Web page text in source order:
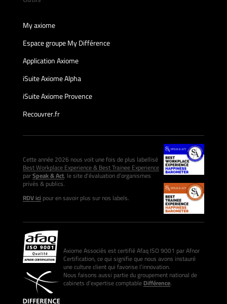
My axiome
Espace groupe My Différence
Application Axiome
iSuite Axiome Alpha
iSuite Axiome Provence
Recouvrer.fr
Cette année 2026 nous voit une fois de plus labellisé
Best Workplace Experience & Best Trainee Experience
parSpeak & Act, le site d’évaluation d’organismes
privés & publics.
RDV icipour en savoir plus sur nos labels.
Axiome Associés est certifié Afaq ISO 9001 par Afnor
Certification, ce qui signifie que nous avons instauré
une culture client qui favorise l’innovation.
Nous faisons aussi partie du groupement national de
cabinets d’expertise comptableDifférence.